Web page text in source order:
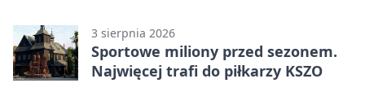
3 sierpnia 2026
Sportowe miliony przed sezonem.
Najwięcej trafi do piłkarzy KSZO